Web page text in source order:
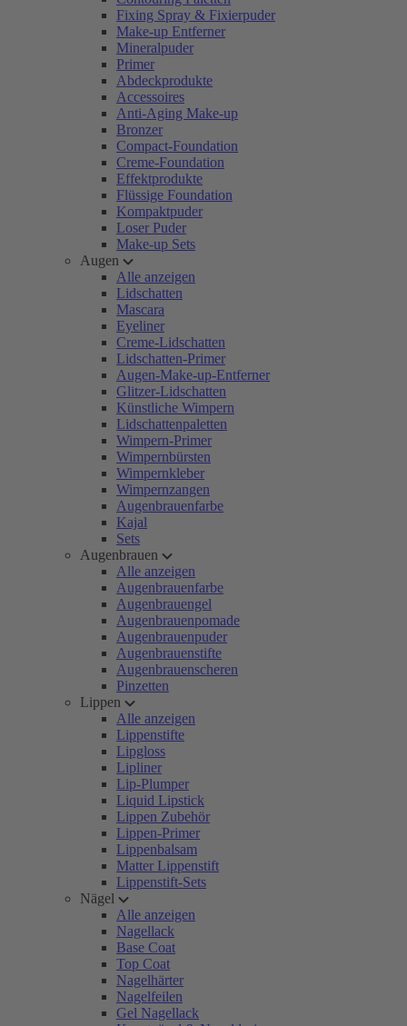
Fixing Spray & Fixierpuder
Make-up Entferner
Mineralpuder
Primer
Abdeckprodukte
Accessoires
Anti-Aging Make-up
Bronzer
Compact-Foundation
Creme-Foundation
Effektprodukte
Flüssige Foundation
Kompaktpuder
Loser Puder
Make-up Sets
Augen
Alle anzeigen
Lidschatten
Mascara
Eyeliner
Creme-Lidschatten
Lidschatten-Primer
Augen-Make-up-Entferner
Glitzer-Lidschatten
Künstliche Wimpern
Lidschattenpaletten
Wimpern-Primer
Wimpernbürsten
Wimpernkleber
Wimpernzangen
Augenbrauenfarbe
Kajal
Sets
Augenbrauen
Alle anzeigen
Augenbrauenfarbe
Augenbrauengel
Augenbrauenpomade
Augenbrauenpuder
Augenbrauenstifte
Augenbrauenscheren
Pinzetten
Lippen
Alle anzeigen
Lippenstifte
Lipgloss
Lipliner
Lip-Plumper
Liquid Lipstick
Lippen Zubehör
Lippen-Primer
Lippenbalsam
Matter Lippenstift
Lippenstift-Sets
Nägel
Alle anzeigen
Nagellack
Base Coat
Top Coat
Nagelhärter
Nagelfeilen
Gel Nagellack